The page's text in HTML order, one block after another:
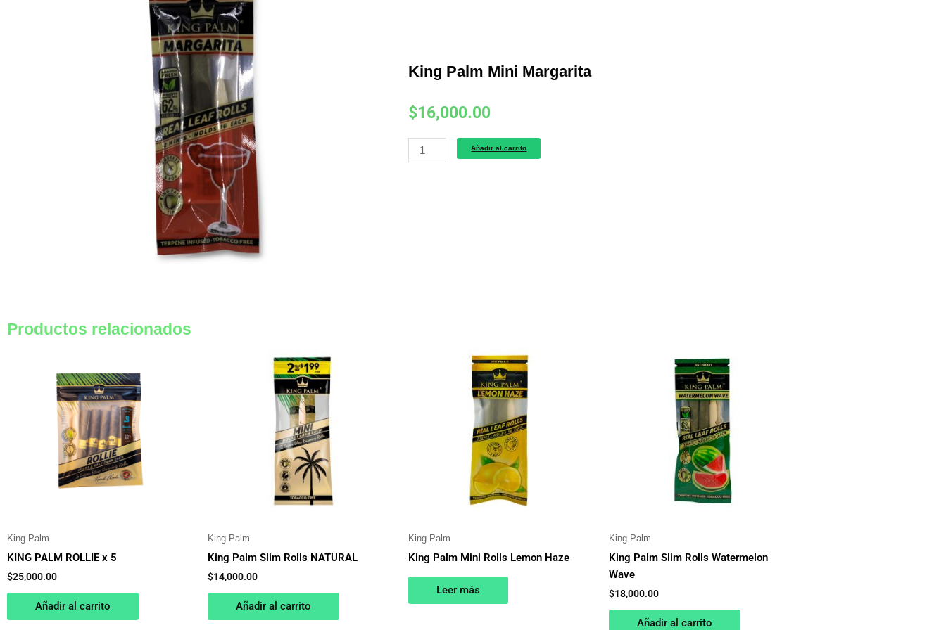
King Palm Mini Margarita
$16,000.00
King
Palm
Añadir al carrito
Productos relacionados
King Palm
KING PALM ROLLIE x 5
$25,000.00
Añadir al carrito
King Palm
King Palm Slim Rolls NATURAL
$14,000.00
Añadir al carrito
King Palm
King Palm Mini Rolls Lemon Haze
Leer más
King Palm
King Palm Slim Rolls Watermelon
Wave
$18,000.00
Añadir al carrito